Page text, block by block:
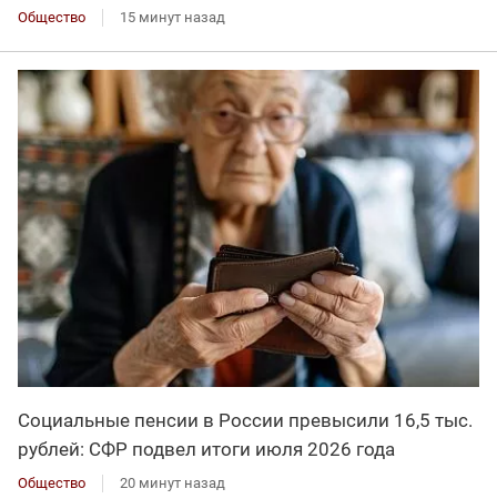
Общество 15 минут назад
Социальные пенсии в России превысили 16,5 тыс.
рублей: СФР подвел итоги июля 2026 года
Общество 20 минут назад